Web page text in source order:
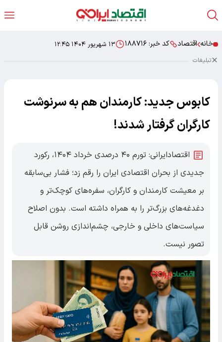
خانه اقتصاد کد خبر: ۱۸۸۷۱۶ ۱۳ شهریور ۱۴۰۴ ۱۲:۴۵
تبلیغات
کابوس جدید: کارمندان هم به سرنوشت
کارگران گرفتار شدند!
اقتصادایرانی: تورم ۴۰ درصدی خرداد ۱۴۰۴، رکورد
جدیدی از بحران اقتصادی ایران را رقم زد؛ فشار بی‌سابقه
بر معیشت کارمندان و کارگران، سفره‌های کوچک‌تر و
دغدغه‌های بزرگ‌تر را به همراه داشته است. بدون اصلاح
سیاست‌های داخلی و خارجی، چشم‌اندازی روشن قابل
تصور نیست.